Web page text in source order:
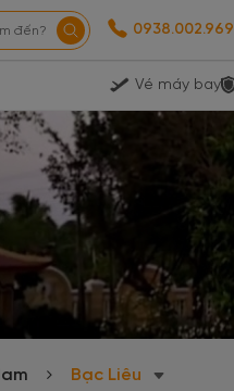
đến? 0938.002.969
Vé máy bay
Bạc Liêu